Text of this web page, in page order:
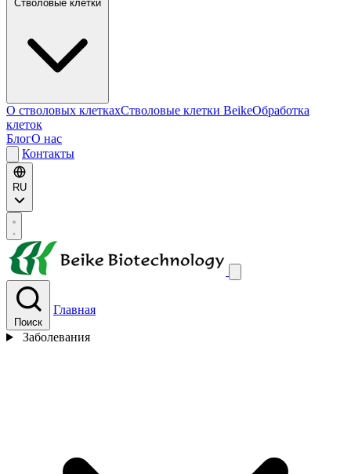
О стволовых клеткахСтволовые клетки BeikeОбработка
клеток
БлогО нас
Контакты
RU
Поиск
Главная
Заболевания